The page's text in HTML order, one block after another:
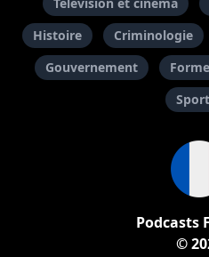
Histoire
Criminologie
Gouvernement
Podcasts
©